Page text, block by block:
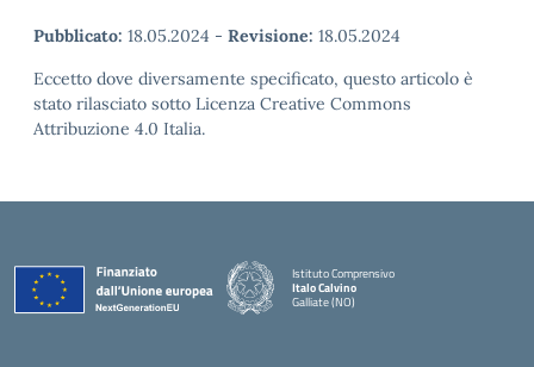
Pubblicato: 18.05.2024 - Revisione: 18.05.2024
Eccetto dove diversamente specificato, questo articolo è
stato rilasciato sotto Licenza Creative Commons
Attribuzione 4.0 Italia.
Istituto Comprensivo
Italo Calvino
Galliate (NO)